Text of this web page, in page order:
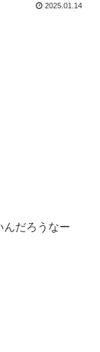
2025.01.14
んだろうなー